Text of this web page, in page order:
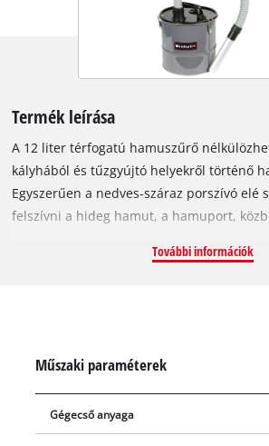
Termék leírása
A 12 liter térfogatú hamuszűrő
kályhából és tűzgyújtó helyekről történő
Egyszerűen a nedves-száraz porszívó elé
felszívni a hideg hamut, a hamuport,
volumenű munkához is alkalmas, pl. a
pillanatokon belül kiüríthető és
További információk
Műszaki paraméterek
Gégecső anyaga